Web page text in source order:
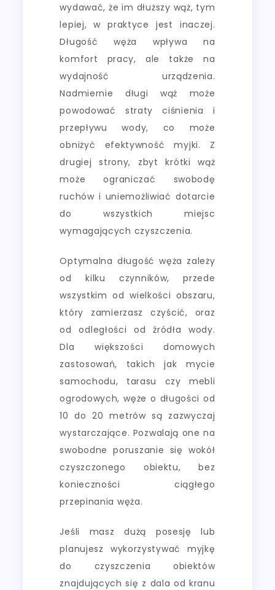
wydawać, że im dłuższy wąż, tym
lepiej, w praktyce jest inaczej.
Długość węża wpływa na
komfort pracy, ale także na
wydajność urządzenia.
Nadmiernie długi wąż może
powodować straty ciśnienia i
przepływu wody, co może
obniżyć efektywność myjki. Z
drugiej strony, zbyt krótki wąż
może ograniczać swobodę
ruchów i uniemożliwiać dotarcie
do wszystkich miejsc
wymagających czyszczenia.
Optymalna długość węża zależy
od kilku czynników, przede
wszystkim od wielkości obszaru,
który zamierzasz czyścić, oraz
od odległości od źródła wody.
Dla większości domowych
zastosowań, takich jak mycie
samochodu, tarasu czy mebli
ogrodowych, węże o długości od
10 do 20 metrów są zazwyczaj
wystarczające. Pozwalają one na
swobodne poruszanie się wokół
czyszczonego obiektu, bez
konieczności ciągłego
przepinania węża.
Jeśli masz dużą posesję lub
planujesz wykorzystywać myjkę
do czyszczenia obiektów
znajdujących się z dala od kranu